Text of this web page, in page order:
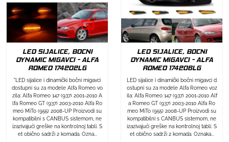
LED SIJALICE, BOCNI
DYNAMIC MIGAVCI - ALFA
ROMEO 174202LG
"LED sijalice i dinamički bočni migavci
dostupni su za modele Alfa Romeo vo
zila: Alfa Romeo 147 (937) 2001-2010 A
lfa Romeo GT (937) 2003-2010 Alfa Ro
meo MiTo (955) 2008-UP Proizvodi su
kompatibilni s CANBUS sistemom, ne
izazivajući greške na kontrolnoj tabli. S
et obično sadrži 2 komada. Ozna...
LED SIJALICE, BOCNI
DYNAMIC MIGAVCI - ALFA
ROMEO 174206LG
LED sijalice i dinamički bočni migavci d
ostupni su za modele Alfa Romeo voz
ila: Alfa Romeo 147 (937) 2001-2010 Alf
a Romeo GT (937) 2003-2010 Alfa Ro
meo MiTo (955) 2008-UP Proizvodi su
kompatibilni s CANBUS sistemom, ne
izazivajući greške na kontrolnoj tabli. S
et obično sadrži 2 komada. Oznaka...